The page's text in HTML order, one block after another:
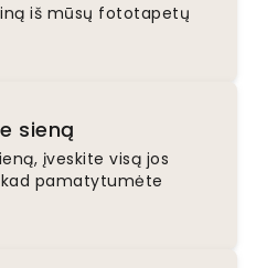
iš mūsų fototapetų
sieną
įveskite visą jos
pamatytumėte